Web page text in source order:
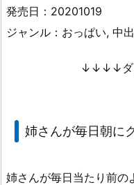
発売日：20201019
ジャンル：おっぱい, 中
↓↓↓↓ダ
姉さんが毎日朝に
姉さんが毎日当たり前の